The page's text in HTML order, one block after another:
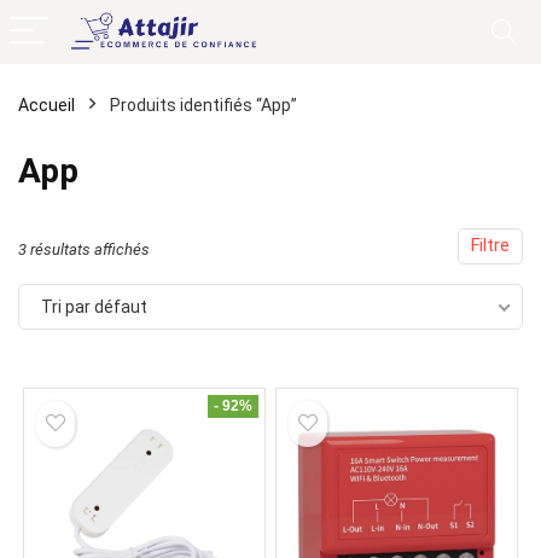
Accueil Produits identifiés “App”
App
Filtre
3 résultats affichés
Tri par défaut
- 92%